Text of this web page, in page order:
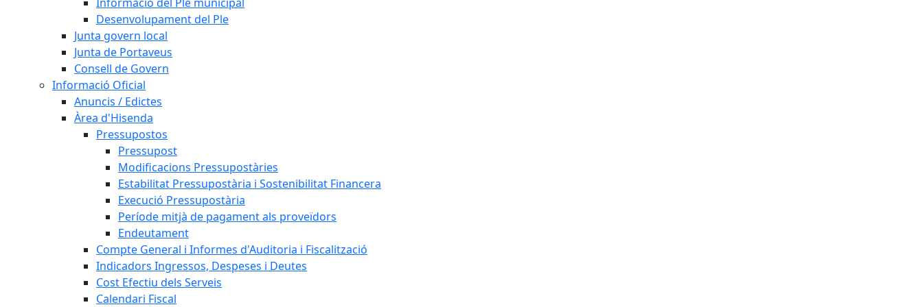
Desenvolupament del Ple
Junta govern local
Junta de Portaveus
Consell de Govern
Informació Oficial
Anuncis / Edictes
Àrea d'Hisenda
Pressupostos
Pressupost
Modificacions Pressupostàries
Estabilitat Pressupostària i Sostenibilitat Financera
Execució Pressupostària
Període mitjà de pagament als proveïdors
Endeutament
Compte General i Informes d'Auditoria i Fiscalització
Indicadors Ingressos, Despeses i Deutes
Cost Efectiu dels Serveis
Calendari Fiscal